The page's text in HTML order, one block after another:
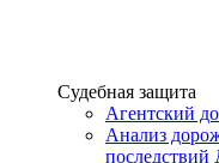
Услуги
Судебная защита
Агентский
Анализ